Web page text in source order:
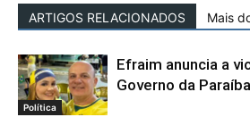
ARTIGOS RELACIONADOS Mais
Política
Efraim anuncia a
Governo da Paraíba